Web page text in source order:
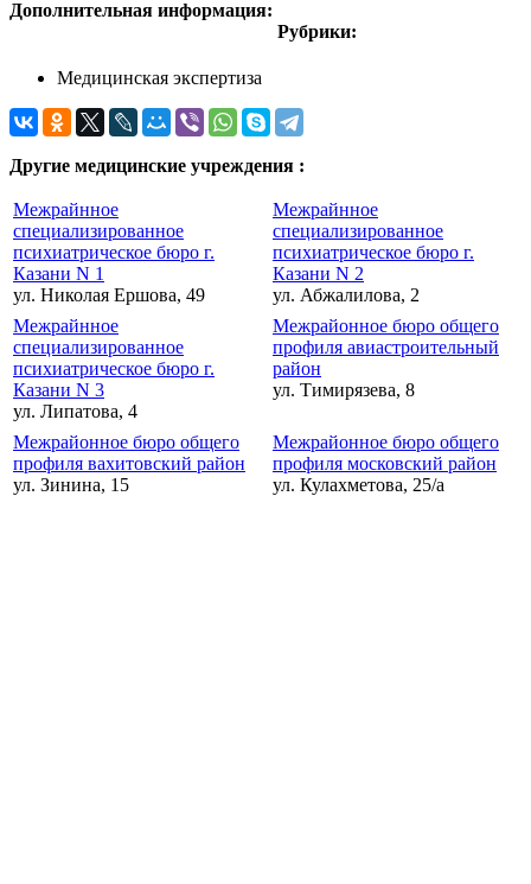
Дополнительная информация:
Рубрики:
Медицинская экспертиза
Другие медицинские учреждения :
Межрайнное
специализированное
психиатрическое бюро г.
Казани N 1
ул. Николая Ершова, 49
Межрайнное
специализированное
психиатрическое бюро г.
Казани N 2
ул. Абжалилова, 2
Межрайнное
специализированное
психиатрическое бюро г.
Казани N 3
ул. Липатова, 4
Межрайонное бюро общего
профиля авиастроительный
район
ул. Тимирязева, 8
Межрайонное бюро общего
профиля вахитовский район
ул. Зинина, 15
Межрайонное бюро общего
профиля московский район
ул. Кулахметова, 25/а